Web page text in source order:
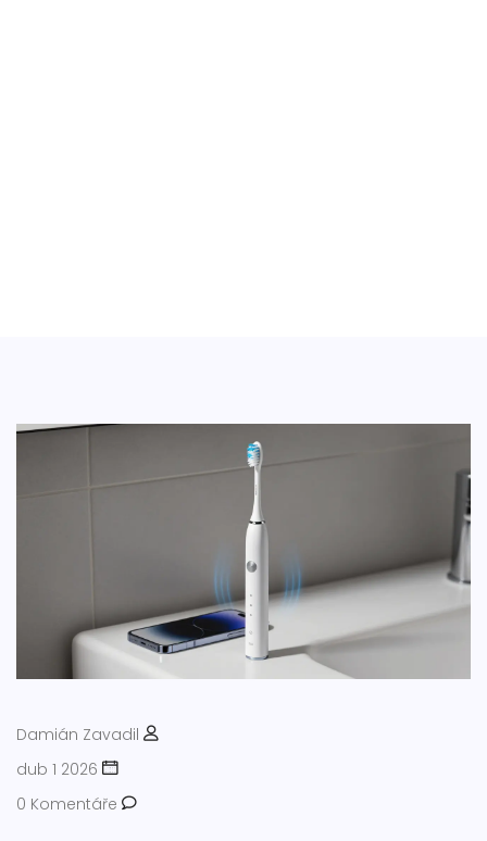
Damián Zavadil
dub 1 2026
0 Komentáře